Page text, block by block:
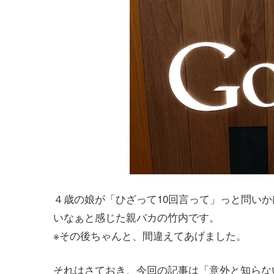
４歳の娘が「ひざって10回言って」っと問い
いなぁと感じた親バカの竹内です。
※その後ちゃんと、間違えてあげました。
それはさておき、今回の記事は「意外と知ら